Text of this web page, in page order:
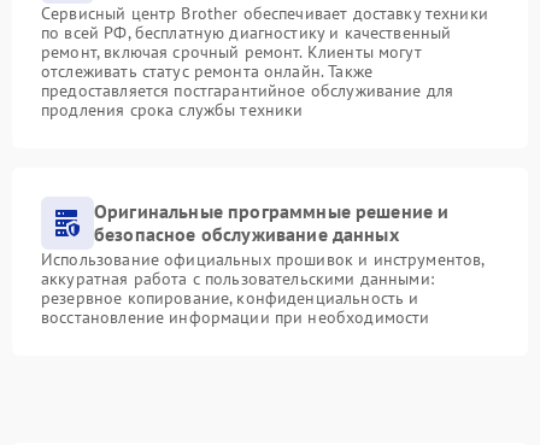
Сервисный центр Brother обеспечивает доставку техники
по всей РФ, бесплатную диагностику и качественный
ремонт, включая срочный ремонт. Клиенты могут
отслеживать статус ремонта онлайн. Также
предоставляется постгарантийное обслуживание для
продления срока службы техники
Оригинальные программные решение и
безопасное обслуживание данных
Использование официальных прошивок и инструментов,
аккуратная работа с пользовательскими данными:
резервное копирование, конфиденциальность и
восстановление информации при необходимости